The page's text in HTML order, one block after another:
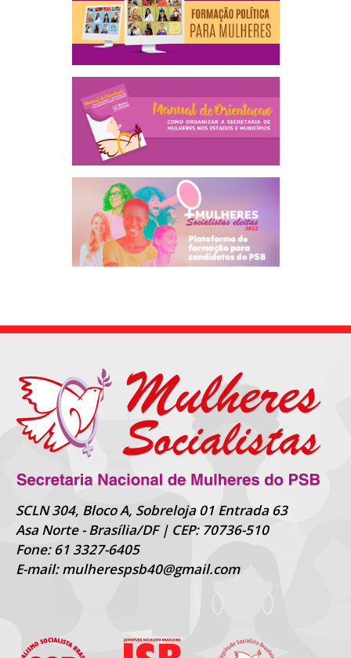
SCLN 304, Bloco A, Sobreloja 01 Entrada 63
Asa Norte - Brasília/DF | CEP: 70736-510
Fone: 61 3327-6405
E-mail: mulherespsb40@gmail.com